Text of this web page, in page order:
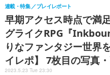
早期アクセス時点で満
グライクRPG『
りなファンタジー世界
イレポ】 7枚目の写真
連載・特集 プレイレポート
2023.5.23 Tue 23:30